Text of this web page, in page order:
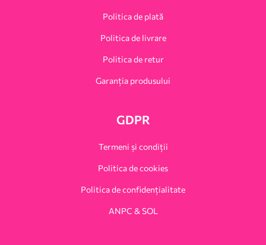
Politica de plată
Politica de livrare
Politica de retur
Garanția produsului
GDPR
Termeni și condiții
Politica de cookies
Politica de confidențialitate
ANPC & SOL